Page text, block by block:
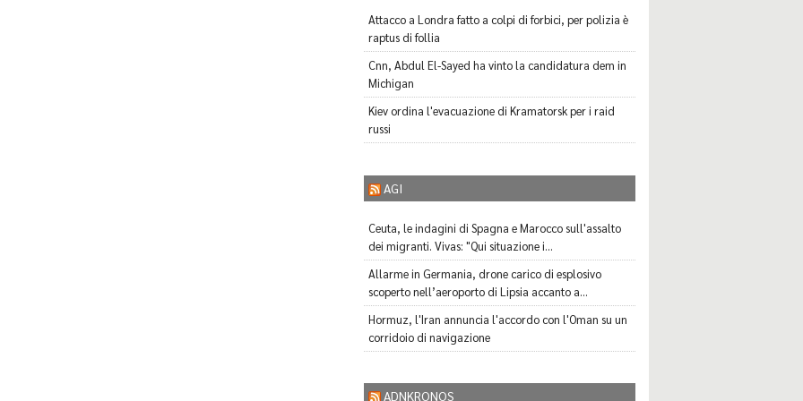
Attacco a Londra fatto a colpi di forbici, per polizia è
raptus di follia
Cnn, Abdul El-Sayed ha vinto la candidatura dem in
Michigan
Kiev ordina l'evacuazione di Kramatorsk per i raid
russi
AGI
Ceuta, le indagini di Spagna e Marocco sull'assalto
dei migranti. Vivas: "Qui situazione i...
Allarme in Germania, drone carico di esplosivo
scoperto nell’aeroporto di Lipsia accanto a...
Hormuz, l'Iran annuncia l'accordo con l'Oman su un
corridoio di navigazione
ADNKRONOS